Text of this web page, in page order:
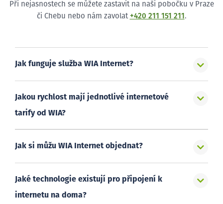
Při nejasnostech se můžete zastavit na naši pobočku v Praze
či Chebu nebo nám zavolat +420 211 151 211 .
Jak funguje služba WIA Internet?
Jakou rychlost mají jednotlivé internetové
tarify od WIA?
Jak si můžu WIA Internet objednat?
Jaké technologie existují pro připojení k
internetu na doma?